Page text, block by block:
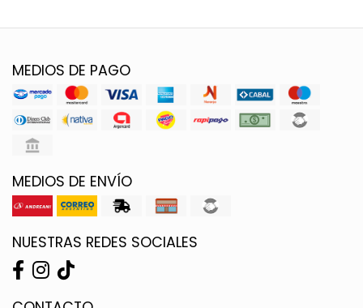
MEDIOS DE PAGO
MEDIOS DE ENVÍO
NUESTRAS REDES SOCIALES